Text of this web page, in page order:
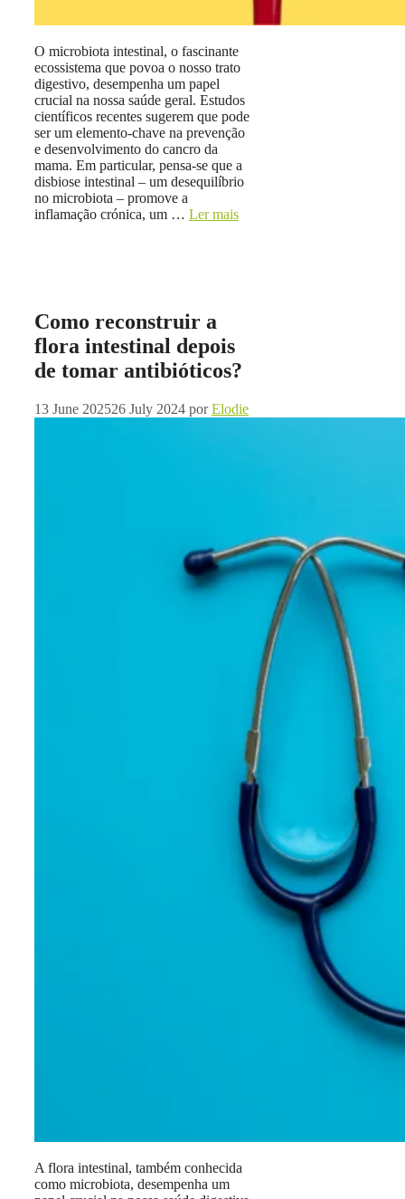
O microbiota intestinal, o fascinante
ecossistema que povoa o nosso trato
digestivo, desempenha um papel
crucial na nossa saúde geral. Estudos
científicos recentes sugerem que pode
ser um elemento-chave na prevenção
e desenvolvimento do cancro da
mama. Em particular, pensa-se que a
disbiose intestinal – um desequilíbrio
no microbiota – promove a
inflamação crónica, um … Ler mais
Como reconstruir a
flora intestinal depois
de tomar antibióticos?
13 June 202526 July 2024 porElodie
A flora intestinal, também conhecida
como microbiota, desempenha um